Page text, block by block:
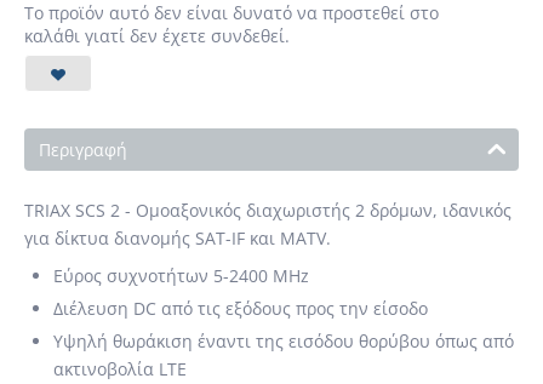
Το προϊόν αυτό δεν είναι δυνατό να προστεθεί στο
καλάθι γιατί δεν έχετε συνδεθεί.
Περιγραφή
TRIAX SCS 2 - Ομοαξονικός διαχωριστής 2 δρόμων, ιδανικός
για δίκτυα διανομής SAT-IF και MATV.
Εύρος συχνοτήτων 5-2400 MHz
Διέλευση DC από τις εξόδους προς την είσοδο
Υψηλή θωράκιση έναντι της εισόδου θορύβου όπως από
ακτινοβολία LTE